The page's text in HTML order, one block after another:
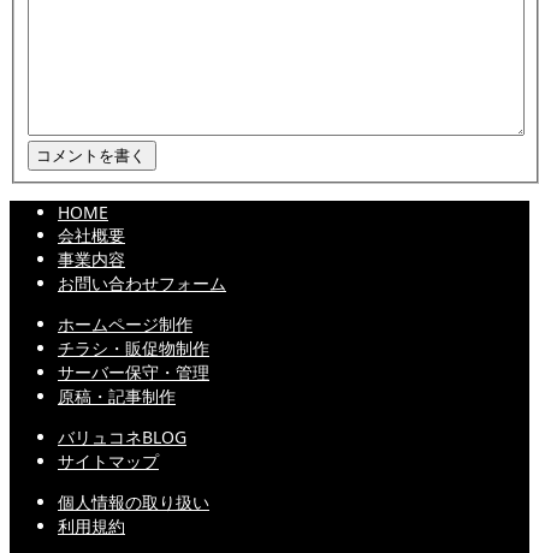
HOME
会社概要
事業内容
お問い合わせフォーム
ホームページ制作
チラシ・販促物制作
サーバー保守・管理
原稿・記事制作
バリュコネBLOG
サイトマップ
個人情報の取り扱い
利用規約